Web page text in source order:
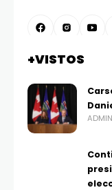
+VISTOS
ADMIN